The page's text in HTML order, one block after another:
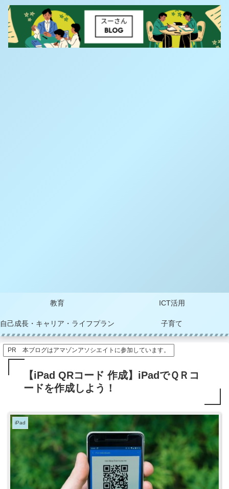
教育 ICT活用
自己成長・キャリア・ライフプラン 子育て
PR 本ブログはアマゾンアソシエイトに参加しています。
【iPad QRコード 作成】iPadでＱＲコ
ードを作成しよう！
iPad